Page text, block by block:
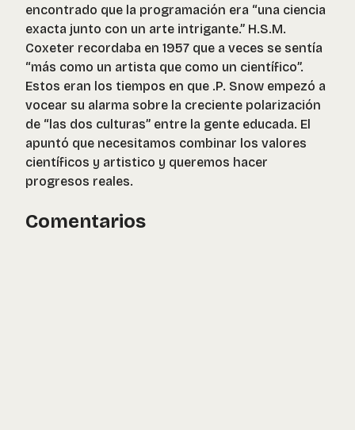
encontrado que la programación era “una ciencia
exacta junto con un arte intrigante.” H.S.M.
Coxeter recordaba en 1957 que a veces se sentía
“más como un artista que como un científico”.
Estos eran los tiempos en que .P. Snow empezó a
vocear su alarma sobre la creciente polarización
de “las dos culturas” entre la gente educada. El
apuntó que necesitamos combinar los valores
científicos y artistico y queremos hacer
progresos reales.
Comentarios